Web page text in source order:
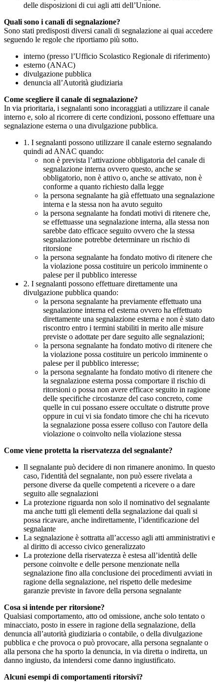
delle disposizioni di cui agli atti dell’Unione.
Quali sono i canali di segnalazione?
Sono stati predisposti diversi canali di segnalazione ai quai accedere
seguendo le regole che riportiamo più sotto.
interno (presso l’Ufficio Scolastico Regionale di riferimento)
esterno (ANAC)
divulgazione pubblica
denuncia all’Autorità giudiziaria
Come scegliere il canale di segnalazione?
In via prioritaria, i segnalanti sono incoraggiati a utilizzare il canale
interno e, solo al ricorrere di certe condizioni, possono effettuare una
segnalazione esterna o una divulgazione pubblica.
1. I segnalanti possono utilizzare il canale esterno segnalando
quindi ad ANAC quando:
non è prevista l’attivazione obbligatoria del canale di
segnalazione interna ovvero questo, anche se
obbligatorio, non è attivo o, anche se attivato, non è
conforme a quanto richiesto dalla legge
la persona segnalante ha già effettuato una segnalazione
interna e la stessa non ha avuto seguito
la persona segnalante ha fondati motivi di ritenere che,
se effettuasse una segnalazione interna, alla stessa non
sarebbe dato efficace seguito ovvero che la stessa
segnalazione potrebbe determinare un rischio di
ritorsione
la persona segnalante ha fondato motivo di ritenere che
la violazione possa costituire un pericolo imminente o
palese per il pubblico interesse
2. I segnalanti possono effettuare direttamente una
divulgazione pubblica quando:
la persona segnalante ha previamente effettuato una
segnalazione interna ed esterna ovvero ha effettuato
direttamente una segnalazione esterna e non è stato dato
riscontro entro i termini stabiliti in merito alle misure
previste o adottate per dare seguito alle segnalazioni;
la persona segnalante ha fondato motivo di ritenere che
la violazione possa costituire un pericolo imminente o
palese per il pubblico interesse;
la persona segnalante ha fondato motivo di ritenere che
la segnalazione esterna possa comportare il rischio di
ritorsioni o possa non avere efficace seguito in ragione
delle specifiche circostanze del caso concreto, come
quelle in cui possano essere occultate o distrutte prove
oppure in cui vi sia fondato timore che chi ha ricevuto
la segnalazione possa essere colluso con l'autore della
violazione o coinvolto nella violazione stessa
Come viene protetta la riservatezza del segnalante?
Il segnalante può decidere di non rimanere anonimo. In questo
caso, l'identità del segnalante, non può essere rivelata a
persone diverse da quelle competenti a ricevere o a dare
seguito alle segnalazioni
La protezione riguarda non solo il nominativo del segnalante
ma anche tutti gli elementi della segnalazione dai quali si
possa ricavare, anche indirettamente, l’identificazione del
segnalante
La segnalazione è sottratta all’accesso agli atti amministrativi e
al diritto di accesso civico generalizzato
La protezione della riservatezza è estesa all’identità delle
persone coinvolte e delle persone menzionate nella
segnalazione fino alla conclusione dei procedimenti avviati in
ragione della segnalazione, nel rispetto delle medesime
garanzie previste in favore della persona segnalante
Cosa si intende per ritorsione?
Qualsiasi comportamento, atto od omissione, anche solo tentato o
minacciato, posto in essere in ragione della segnalazione, della
denuncia all’autorità giudiziaria o contabile, o della divulgazione
pubblica e che provoca o può provocare, alla persona segnalante o
alla persona che ha sporto la denuncia, in via diretta o indiretta, un
danno ingiusto, da intendersi come danno ingiustificato.
Alcuni esempi di comportamenti ritorsivi?